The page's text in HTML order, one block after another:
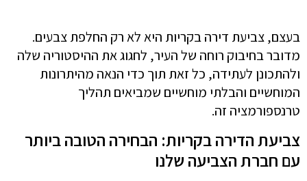
בעצם, צביעת דירה בקריות היא לא רק החלפת צבעים.
מדובר בחיבוק רוחה של העיר, לחגוג את ההיסטוריה שלה
ולהתכונן לעתידה, כל זאת תוך כדי הנאה מהיתרונות
המוחשיים והבלתי מוחשיים שמביאים תהליך
טרנספורמציה זה.
צביעת הדירה בקריות: הבחירה הטובה ביותר
עם חברת הצביעה שלנו